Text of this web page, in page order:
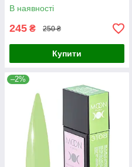
В наявності
245 ₴ 250 ₴
Купити
–2%